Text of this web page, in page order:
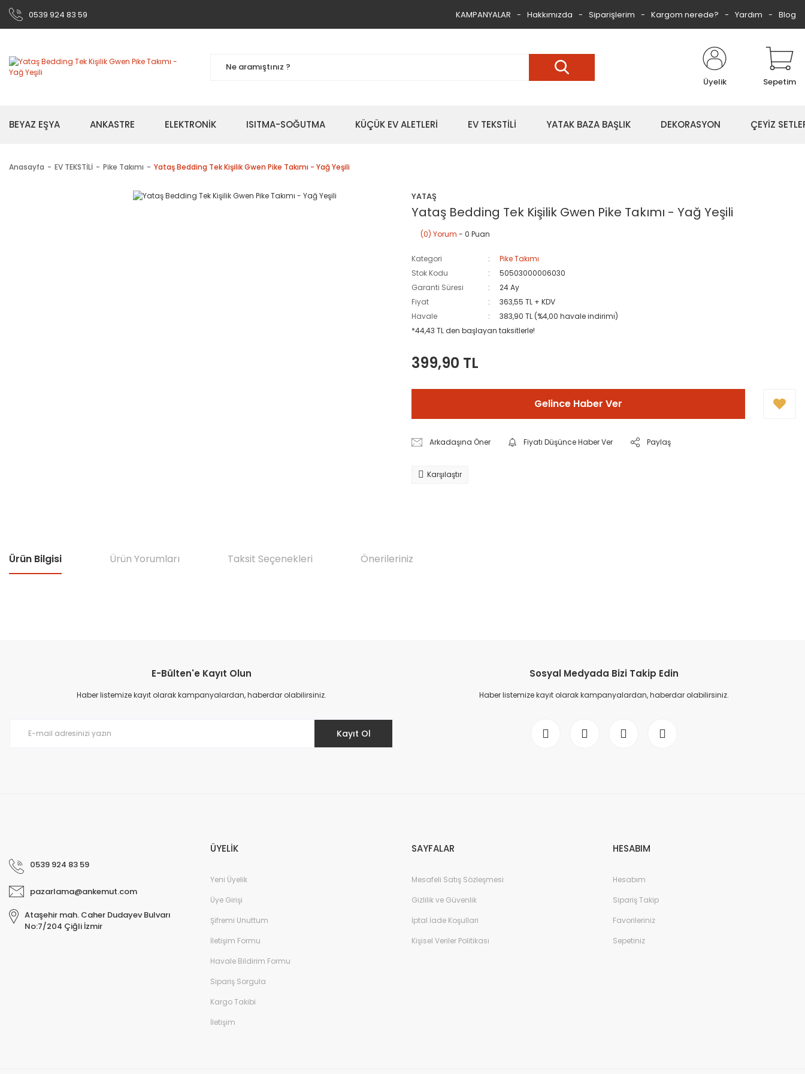
0539 924 83 59 KAMPANYALAR Hakkımızda Siparişlerim Kargom nerede? Yardım Blog
Üyelik Sepetim
BEYAZ EŞYA ANKASTRE ELEKTRONİK ISITMA-SOĞUTMA KÜÇÜK EV ALETLERİ EV TEKSTİLİ YATAK BAZA BAŞLIK DEKORASYON ÇEYİZ
Anasayfa EV TEKSTİLİ Pike Takımı Yataş Bedding Tek Kişilik Gwen Pike Takımı - Yağ Yeşili
YATAŞ
Yataş Bedding Tek Kişilik Gwen Pike Takımı - Yağ Yeşili
(0) Yorum - 0 Puan
Kategori
Pike Takımı
Stok Kodu
50503000006030
Garanti Süresi
24 Ay
Fiyat
363,55 TL + KDV
Havale
383,90 TL (%4,00 havale indirimi)
*44,43 TL den başlayan taksitlerle!
399,90 TL
Gelince Haber Ver
Arkadaşına Öner Fiyatı Düşünce Haber Ver Paylaş
Karşılaştır
Ürün Bilgisi Ürün Yorumları Taksit Seçenekleri Önerileriniz
Ürün resmi kalitesiz, bozuk veya görüntülenemiyor.
Ürün açıklamasında eksik bilgiler bulunuyor.
E-Bülten'e Kayıt Olun
Haber listemize kayıt olarak kampanyalardan, haberdar olabilirsiniz.
Kayıt Ol
Sosyal Medyada Bizi Takip Edin
Haber listemize kayıt olarak kampanyalardan, haberdar olabilirsiniz.
0539 924 83 59
pazarlama@ankemut.com
Ataşehir mah. Caher Dudayev Bulvarı
No:7/204 Çiğli İzmir
ÜYELİK
Yeni Üyelik
Üye Girişi
Şifremi Unuttum
İletişim Formu
Havale Bildirim Formu
Sipariş Sorgula
Kargo Takibi
İletişim
SAYFALAR
Mesafeli Satış Sözleşmesi
Gizlilik ve Güvenlik
İptal İade Koşullari
Kişisel Veriler Politikası
HESABIM
Hesabım
Sipariş Takip
Favorileriniz
Sepetiniz